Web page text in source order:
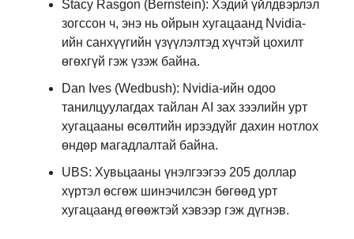
Stacy Rasgon (Bernstein): Хэдий үйлдвэрлэл
зогссон ч, энэ нь ойрын хугацаанд Nvidia-
ийн санхүүгийн үзүүлэлтэд хүчтэй цохилт
өгөхгүй гэж үзэж байна.
Dan Ives (Wedbush): Nvidia-ийн одоо
танилцуулагдах тайлан AI зах зээлийн урт
хугацааны өсөлтийн ирээдүйг дахин нотлох
өндөр магадлалтай байна.
UBS: Хувьцааны үнэлгээгээ 205 доллар
хүртэл өсгөж шинэчилсэн бөгөөд урт
хугацаанд өгөөжтэй хэвээр гэж дүгнэв.